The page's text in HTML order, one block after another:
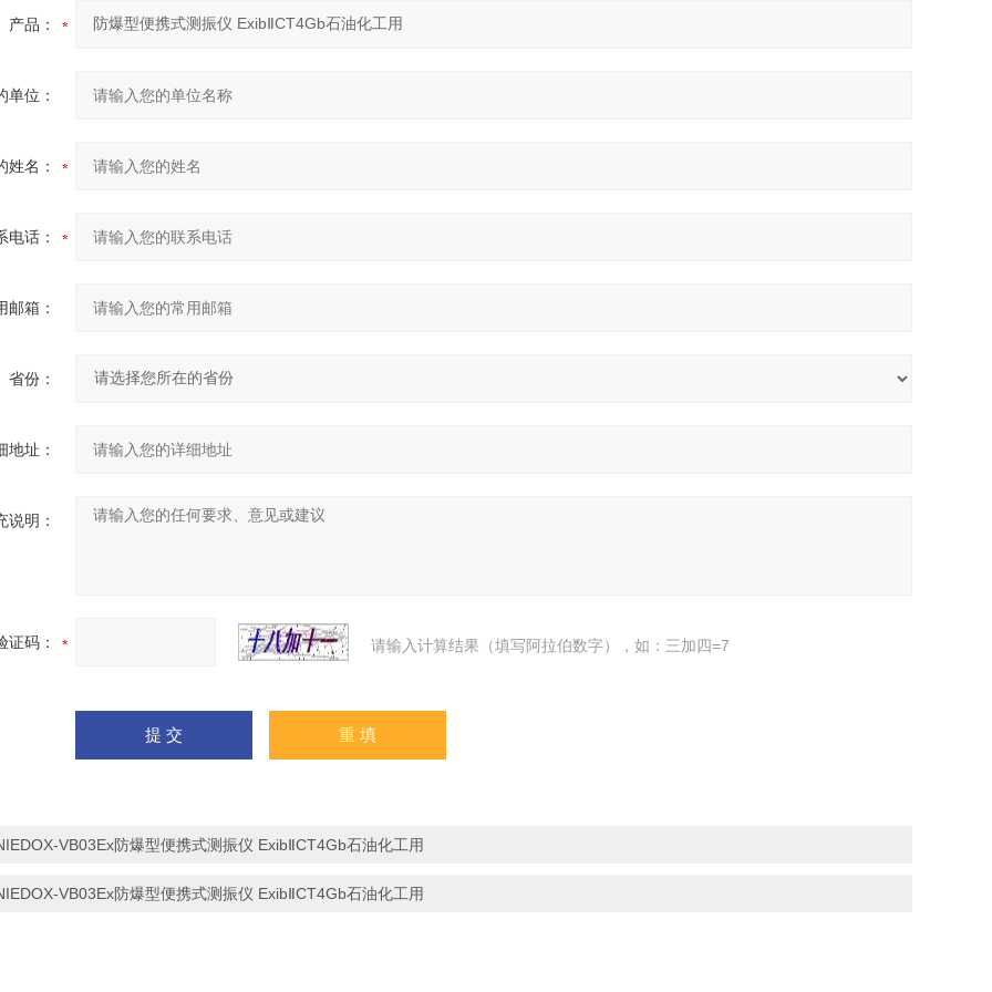
产品：
单位：
姓名：
电话：
邮箱：
省份：
地址：
说明：
证码： 请输入计算结果（填写阿拉伯数字），如：三加四=7
VB03Ex防爆型便携式测振仪 ExibⅡCT4Gb石油化工用
VB03Ex防爆型便携式测振仪 ExibⅡCT4Gb石油化工用